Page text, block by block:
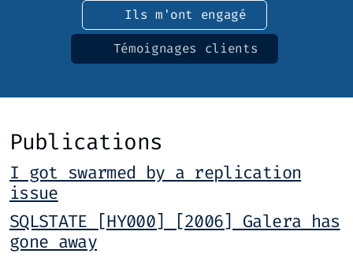
Ils m'ont engagé
Témoignages clients
Publications
I got swarmed by a replication
issue
SQLSTATE [HY000] [2006] Galera has
gone away